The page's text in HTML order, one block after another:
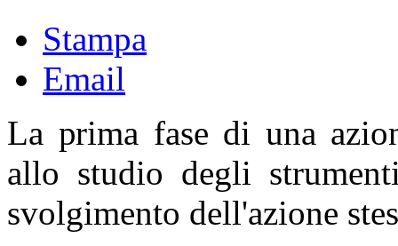
Stampa
Email
La prima fase di una
allo studio degli
svolgimento dell'azione